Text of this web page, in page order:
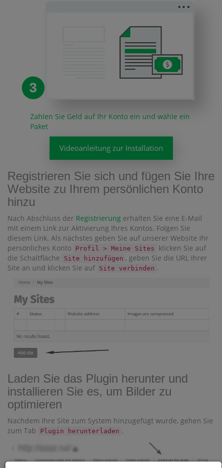
3
Zahlen Sie Geld auf Ihr Konto ein und wähle ein
Paket
Videoanleitung zur Installation
Registrieren Sie sich und fügen Sie Ihre
Website zu Ihrem persönlichen Konto
hinzu
Nach Abschluss der Registrierung erhalten Sie eine E-Mail
mit einem Link zur Aktivierung Ihres Kontos. Folgen Sie
diesem Link. Als nächstes geben Sie auf unserer Website Ihr
persönliches Konto Profil > Meine Sites
klicken Sie auf
die Schaltfläche
Site hinzufügen , geben Sie die URL Ihrer
Site an und klicken Sie auf Site verbinden .
Laden Sie das Plugin herunter und
installieren Sie es, um Bilder zu
optimieren
Nachdem Ihre Site zum System hinzugefügt wurde, gehen Sie
zum Tab
Plugin herunterladen .